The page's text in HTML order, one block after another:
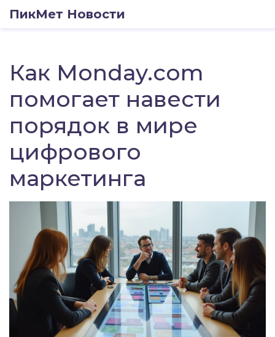
ПикМет Новости
Как Monday.com
помогает навести
порядок в мире
цифрового
маркетинга